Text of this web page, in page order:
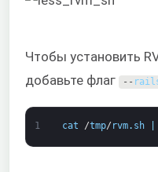
Чтобы установить
добавьте флаг
--
1 cat /tmp/ rvm. sh